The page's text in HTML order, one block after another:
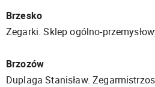
Brzesko
Zegarki. Sklep ogólno-
Brzozów
Duplaga Stanisław.